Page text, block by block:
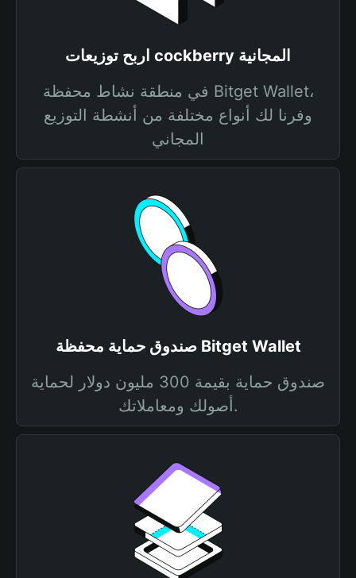
اربح توزيعات cockberry المجانية
في منطقة نشاط محفظة Bitget Wallet،
وفرنا لك أنواع مختلفة من أنشطة التوزيع
المجاني
صندوق حماية محفظة Bitget Wallet
صندوق حماية بقيمة 300 مليون دولار لحماية
أصولك ومعاملاتك.